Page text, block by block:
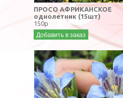
ПРОСО АФРИКАНСКОЕ
однолетник (15шт)
150р
Добавить в заказ